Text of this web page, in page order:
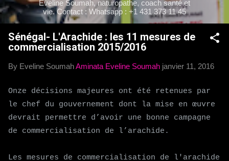
Eveline Soumah, naturopathe, coach santé et
vie. Contact : Whatsapp : +1 431 373 11 45
Sénégal- L'Arachide : les 11 mesures de
commercialisation 2015/2016
By Eveline SoumahAminata Eveline Soumah janvier 11, 2016
Onze décisions majeures ont été retenues par
le chef du gouvernement dont la mise en œuvre
devrait permettre d’avoir une bonne campagne
de commercialisation de l’arachide.
Les mesures de commercialisation de l'arachide